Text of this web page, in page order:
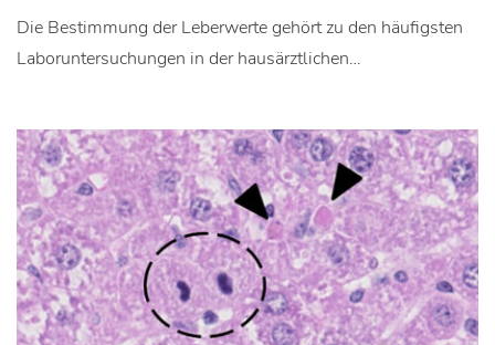
Die Bestimmung der Leberwerte gehört zu den häufigsten
Laboruntersuchungen in der hausärztlichen…